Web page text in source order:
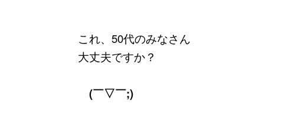
これ、50代のみなさん
大丈夫ですか？
(￣▽￣;)